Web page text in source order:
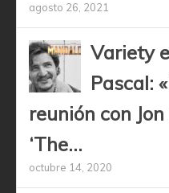
agosto 26, 2021
Variety
Pascal:
reunión con
‘The...
octubre 14, 2020